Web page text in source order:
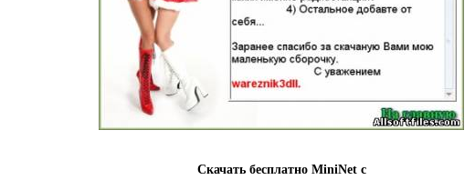
Скачать бесплатно MiniNet c